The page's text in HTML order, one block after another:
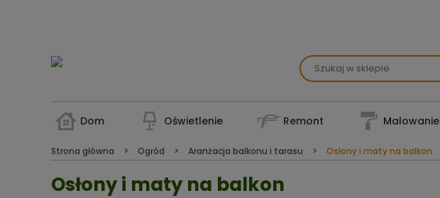
Dom Oświetlenie Remont Malowanie
Strona główna Ogród Aranżacja balkonu i tarasu Osłony i maty na balkon
Osłony i maty na balkon